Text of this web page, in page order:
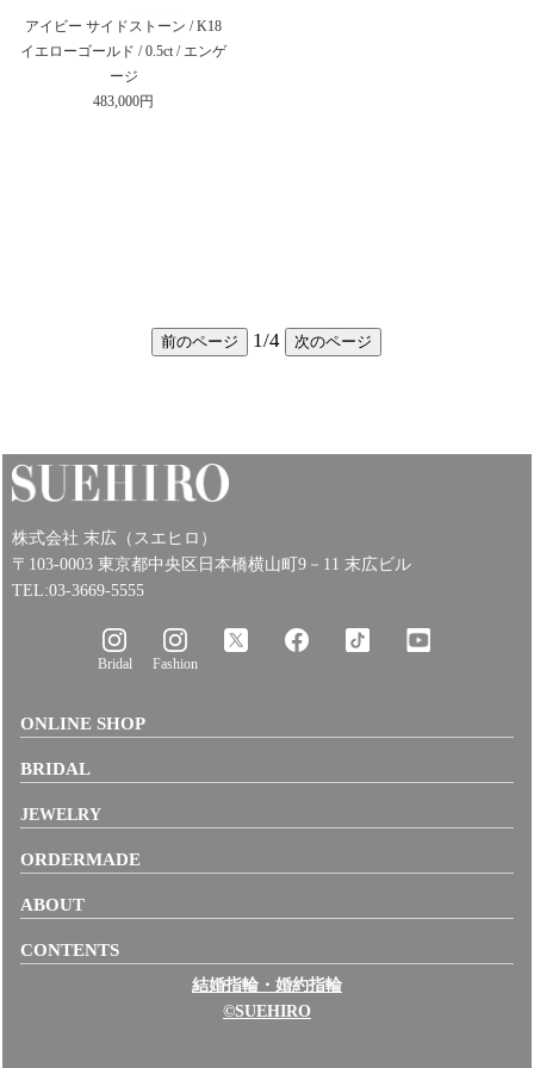
アイビー サイドストーン / K18
イエローゴールド / 0.5ct / エンゲ
ージ
483,000円
前のページ 1/4 次のページ
株式会社 末広（スエヒロ）
〒103-0003 東京都中央区日本橋横山町9－11 末広ビル
TEL:03-3669-5555
Bridal Fashion
ONLINE SHOP
BRIDAL
JEWELRY
ORDERMADE
ABOUT
CONTENTS
結婚指輪・婚約指輪
©SUEHIRO